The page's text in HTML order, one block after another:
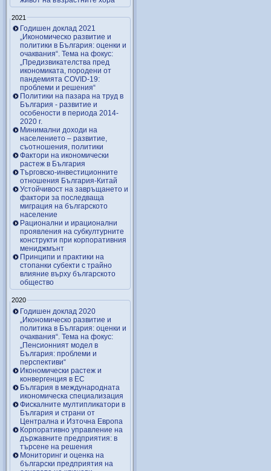
2021
Годишен доклад 2021
„Икономическо развитие и
политики в България: оценки и
очаквания“. Тема на фокус:
„Предизвикателства пред
икономиката, породени от
пандемията COVID-19:
проблеми и решения“
Политики на пазара на труд в
България - развитие и
особености в периода 2014-
2020 г.
Минимални доходи на
населението – развитие,
съотношения, политики
Фактори на икономически
растеж в България
Търговско-инвестиционните
отношения България-Китай
Устойчивост на завръщането и
фактори за последваща
миграция на българското
население
Рационални и ирационални
проявления на субкултурните
конструкти при корпоративния
мениджмънт
Принципи и практики на
стопанки субекти с трайно
влияние върху българското
общество
2020
Годишен доклад 2020
„Икономическо развитие и
политика в България: оценки и
очаквания“. Тема на фокус:
„Пенсионният модел в
България: проблеми и
перспективи“
Икономически растеж и
конвергенция в ЕС
България в международната
икономическа специализация
Фискалните мултипликатори в
България и страни от
Централна и Източна Европа
Корпоративно управление на
държавните предприятия: в
търсене на решения
Мониторинг и оценка на
български предприятия на